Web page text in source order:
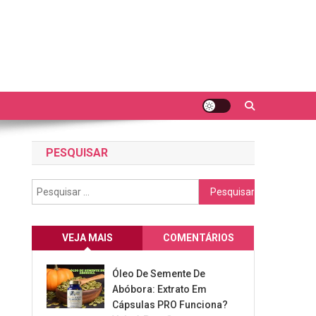
PESQUISAR
Pesquisar
por:
VEJA MAIS COMENTÁRIOS
Óleo De Semente De
Abóbora: Extrato Em
Cápsulas PRO Funciona?